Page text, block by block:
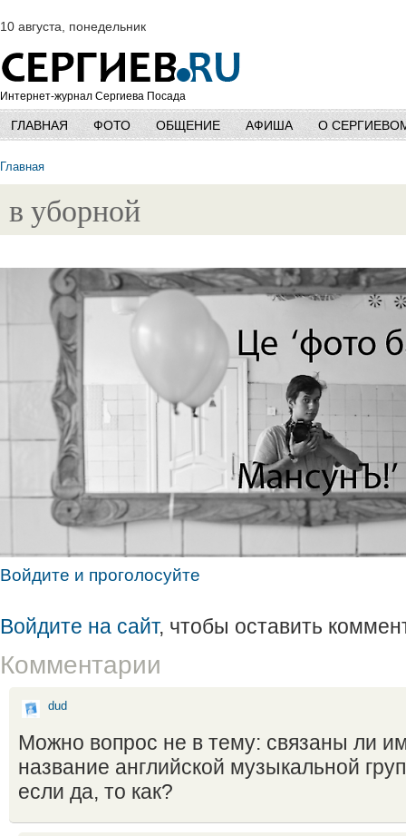
10 августа, понедельник
Интернет-журнал Сергиева Посада
ГЛАВНАЯ ФОТО ОБЩЕНИЕ АФИША О
Главная
в уборной
Войдите и проголосуйте
Войдите на сайт, чтобы оставить
Комментарии
dud
Можно вопрос не в тему: связаны ли
название английской музыкальной
если да, то как?